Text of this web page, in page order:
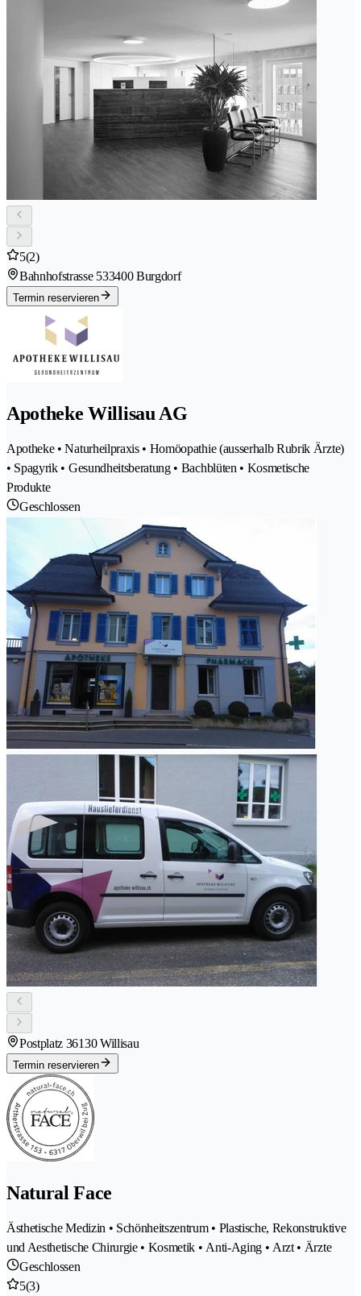
5(2)
Bahnhofstrasse 533400 Burgdorf
Termin reservieren
Apotheke Willisau AG
Apotheke • Naturheilpraxis • Homöopathie (ausserhalb Rubrik Ärzte)
• Spagyrik • Gesundheitsberatung • Bachblüten • Kosmetische
Produkte
Geschlossen
Postplatz 36130 Willisau
Termin reservieren
Natural Face
Ästhetische Medizin • Schönheitszentrum • Plastische, Rekonstruktive
und Aesthetische Chirurgie • Kosmetik • Anti-Aging • Arzt • Ärzte
Geschlossen
5(3)